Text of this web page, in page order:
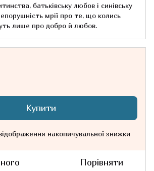
батьківську любов і синівську
мрії про те, що колись
лише про добро й любов.
Купити
накопичувальної знижки
Порівняти